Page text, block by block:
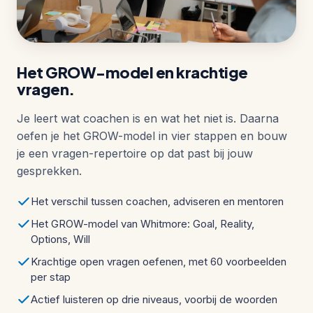
Het GROW-model en krachtige
vragen.
Je leert wat coachen is en wat het niet is. Daarna
oefen je het GROW-model in vier stappen en bouw
je een vragen-repertoire op dat past bij jouw
gesprekken.
Het verschil tussen coachen, adviseren en mentoren
Het GROW-model van Whitmore: Goal, Reality,
Options, Will
Krachtige open vragen oefenen, met 60 voorbeelden
per stap
Actief luisteren op drie niveaus, voorbij de woorden